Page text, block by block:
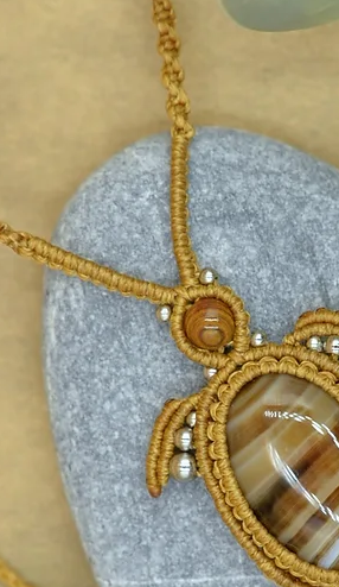
και τη στρατηγική σκέψη.
τοποθετηθεί ανοξείδωτη ροδέλα
χρυσού χρώματος ατσαλόσυρμα,
από ανοξείδωτο ατσάλι, δεν
για καθημερινή χρήση.
κούμπωμα, στο οποίο μπορεί να
επέκταση 5 εκατοστών για
με λέιζερ το σύμβολο του Κριού
minimal εκδοχή
για να ενισχύει τη δύναμη, την
ενέργεια των Κριών.